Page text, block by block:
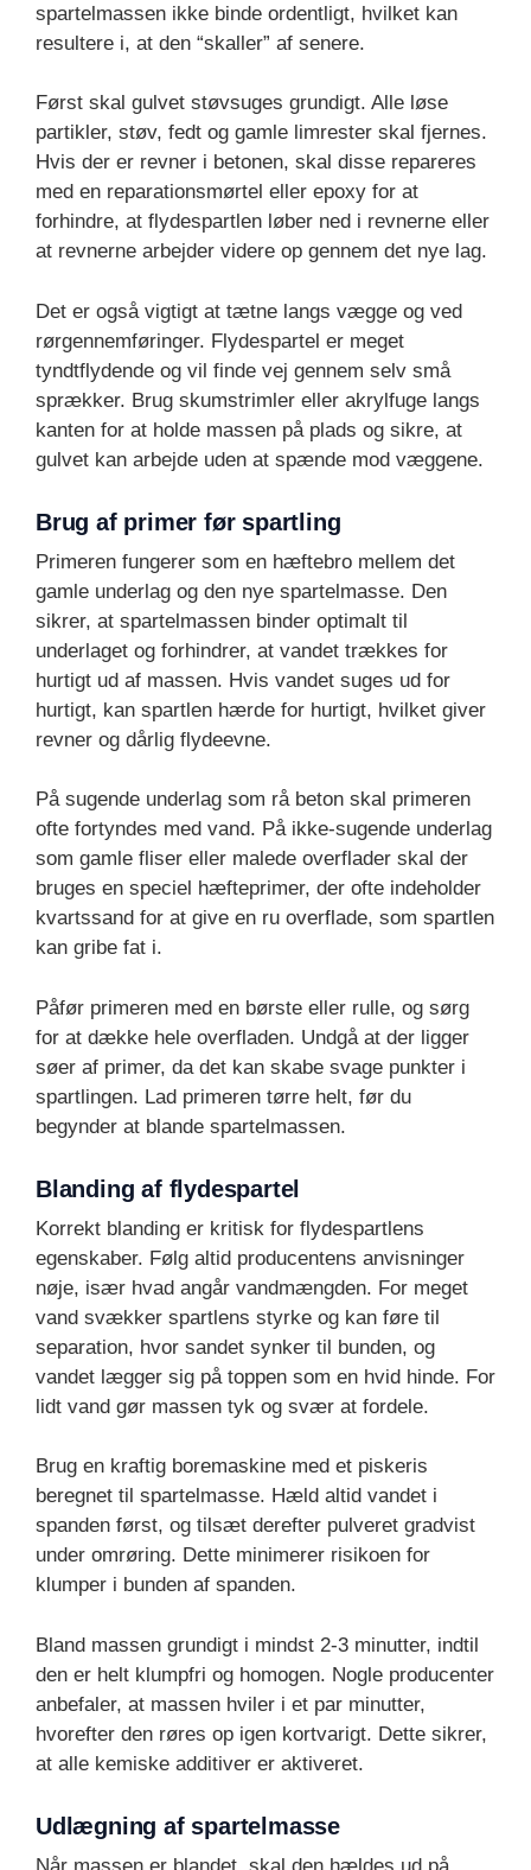
spartelmassen ikke binde ordentligt, hvilket kan
resultere i, at den “skaller” af senere.
Først skal gulvet støvsuges grundigt. Alle løse
partikler, støv, fedt og gamle limrester skal fjernes.
Hvis der er revner i betonen, skal disse repareres
med en reparationsmørtel eller epoxy for at
forhindre, at flydespartlen løber ned i revnerne eller
at revnerne arbejder videre op gennem det nye lag.
Det er også vigtigt at tætne langs vægge og ved
rørgennemføringer. Flydespartel er meget
tyndtflydende og vil finde vej gennem selv små
sprækker. Brug skumstrimler eller akrylfuge langs
kanten for at holde massen på plads og sikre, at
gulvet kan arbejde uden at spænde mod væggene.
Brug af primer før spartling
Primeren fungerer som en hæftebro mellem det
gamle underlag og den nye spartelmasse. Den
sikrer, at spartelmassen binder optimalt til
underlaget og forhindrer, at vandet trækkes for
hurtigt ud af massen. Hvis vandet suges ud for
hurtigt, kan spartlen hærde for hurtigt, hvilket giver
revner og dårlig flydeevne.
På sugende underlag som rå beton skal primeren
ofte fortyndes med vand. På ikke-sugende underlag
som gamle fliser eller malede overflader skal der
bruges en speciel hæfteprimer, der ofte indeholder
kvartssand for at give en ru overflade, som spartlen
kan gribe fat i.
Påfør primeren med en børste eller rulle, og sørg
for at dække hele overfladen. Undgå at der ligger
søer af primer, da det kan skabe svage punkter i
spartlingen. Lad primeren tørre helt, før du
begynder at blande spartelmassen.
Blanding af flydespartel
Korrekt blanding er kritisk for flydespartlens
egenskaber. Følg altid producentens anvisninger
nøje, især hvad angår vandmængden. For meget
vand svækker spartlens styrke og kan føre til
separation, hvor sandet synker til bunden, og
vandet lægger sig på toppen som en hvid hinde. For
lidt vand gør massen tyk og svær at fordele.
Brug en kraftig boremaskine med et piskeris
beregnet til spartelmasse. Hæld altid vandet i
spanden først, og tilsæt derefter pulveret gradvist
under omrøring. Dette minimerer risikoen for
klumper i bunden af spanden.
Bland massen grundigt i mindst 2-3 minutter, indtil
den er helt klumpfri og homogen. Nogle producenter
anbefaler, at massen hviler i et par minutter,
hvorefter den røres op igen kortvarigt. Dette sikrer,
at alle kemiske additiver er aktiveret.
Udlægning af spartelmasse
Når massen er blandet, skal den hældes ud på